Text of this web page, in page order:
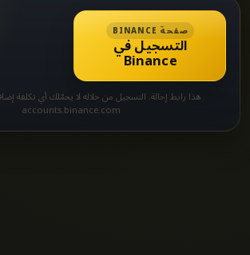
صفحة BINANCE
التسجيل في
Binance
accounts.binance.com